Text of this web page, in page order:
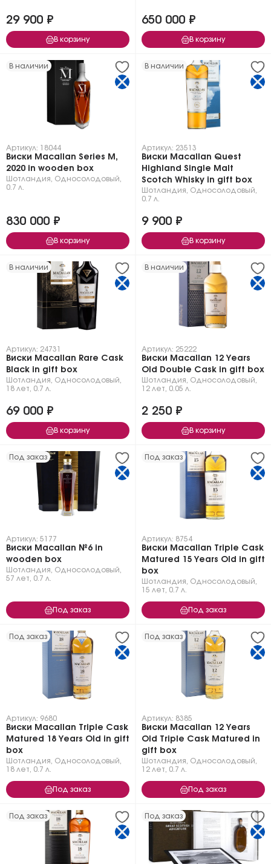
29 900 ₽
В корзину
650 000 ₽
В корзину
В наличии
Артикул: 18044
Виски Macallan Series M,
2020 in wooden box
Шотландия Односолодовый
0.7 л.
830 000 ₽
В корзину
В наличии
Артикул: 23513
Виски Macallan Quest
Highland Single Malt
Scotch Whisky in gift box
Шотландия Односолодовый
0.7 л.
9 900 ₽
В корзину
В наличии
Артикул: 24731
Виски Macallan Rare Cask
Black in gift box
Шотландия Односолодовый
18 лет
0.7 л.
69 000 ₽
В корзину
В наличии
Артикул: 25222
Виски Macallan 12 Years
Old Double Cask in gift box
Шотландия Односолодовый
12 лет
0.05 л.
2 250 ₽
В корзину
Под заказ
Артикул: 5177
Виски Macallan №6 in
wooden box
Шотландия Односолодовый
57 лет
0.7 л.
Под заказ
Под заказ
Артикул: 8754
Виски Macallan Triple Cask
Matured 15 Years Old in gift
box
Шотландия Односолодовый
15 лет
0.7 л.
Под заказ
Под заказ
Артикул: 9680
Виски Macallan Triple Cask
Matured 18 Years Old in gift
box
Шотландия Односолодовый
18 лет
0.7 л.
Под заказ
Под заказ
Артикул: 8385
Виски Macallan 12 Years
Old Triple Cask Matured in
gift box
Шотландия Односолодовый
12 лет
0.7 л.
Под заказ
Под заказ Под заказ